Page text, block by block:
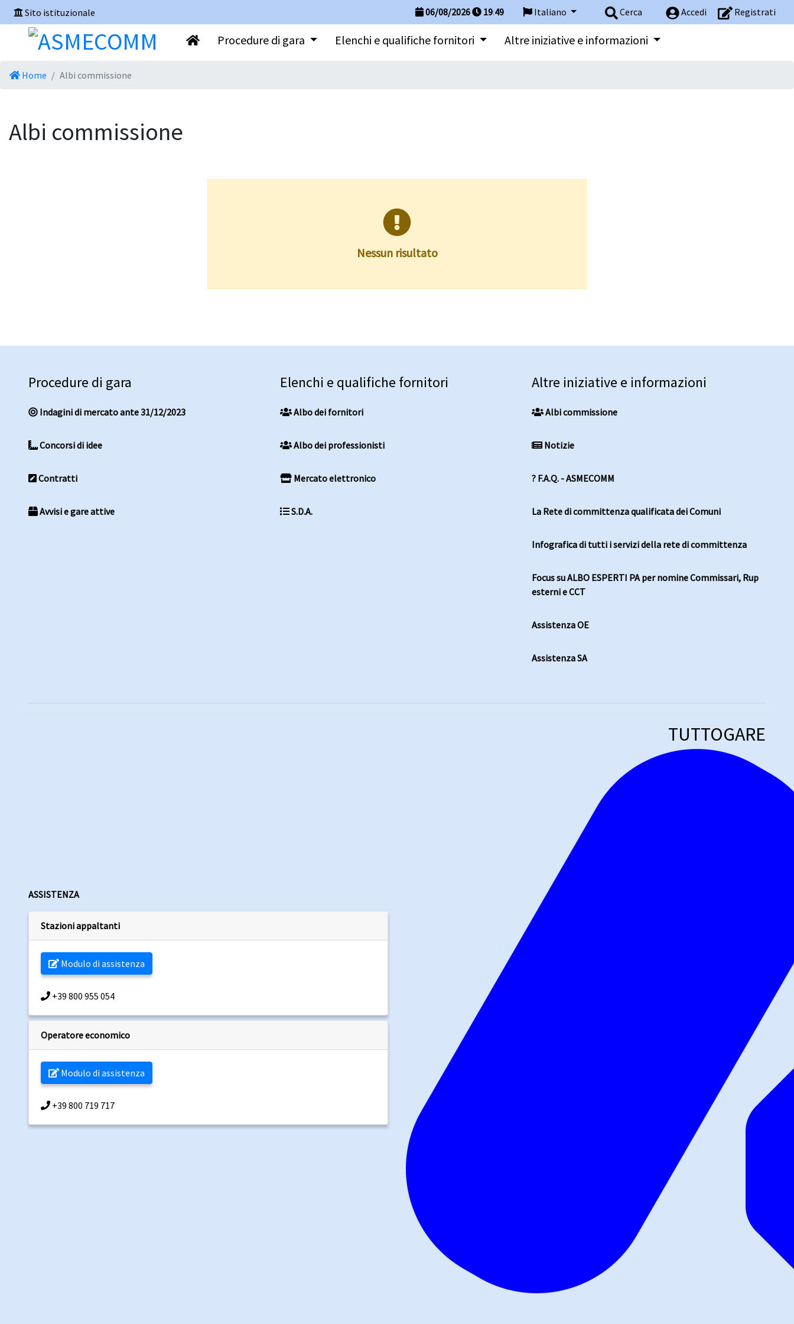
Sito istituzionale Accedi Registrati
Cerca
Italiano
06/08/2026 19:49
Procedure di gara Elenchi e qualifiche fornitori Altre iniziative e informazioni
Home Albi commissione
Albi commissione
Nessun risultato
Procedure di gara
Indagini di mercato ante 31/12/2023
Concorsi di idee
Contratti
Avvisi e gare attive
Elenchi e qualifiche fornitori
Albo dei fornitori
Albo dei professionisti
Mercato elettronico
S.D.A.
Altre iniziative e informazioni
Albi commissione
Notizie
? F.A.Q. - ASMECOMM
La Rete di committenza qualificata dei Comuni
Infografica di tutti i servizi della rete di committenza
Focus su ALBO ESPERTI PA per nomine Commissari, Rup
esterni e CCT
Assistenza OE
Assistenza SA
ASSISTENZA
Stazioni appaltanti
Modulo di assistenza
+39 800 955 054
Operatore economico
Modulo di assistenza
+39 800 719 717
TUTTOGARE